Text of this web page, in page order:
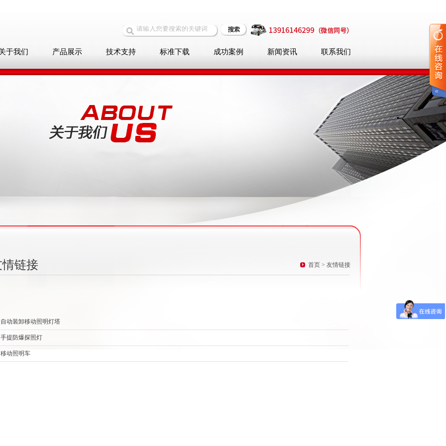
于我们 产品展示 技术支持 标准下载 成功案例 新闻资讯 联系我们
情链接 首页 > 友情链接
自动装卸移动照明灯塔
手提防爆探照灯
移动照明车